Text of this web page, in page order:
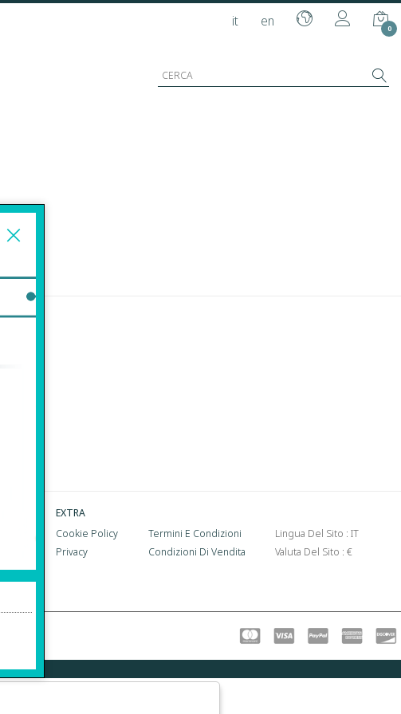
it en 0
EXTRA
Cookie Policy
Privacy
Termini E Condizioni
Condizioni Di Vendita
Lingua Del Sito : IT
Valuta Del Sito : €